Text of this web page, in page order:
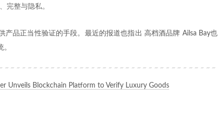
完整与隐私。
产品正当性验证的手段。最近的报道也指出 高档酒品牌 Ailsa Bay也
Unveils Blockchain Platform to Verify Luxury Goods